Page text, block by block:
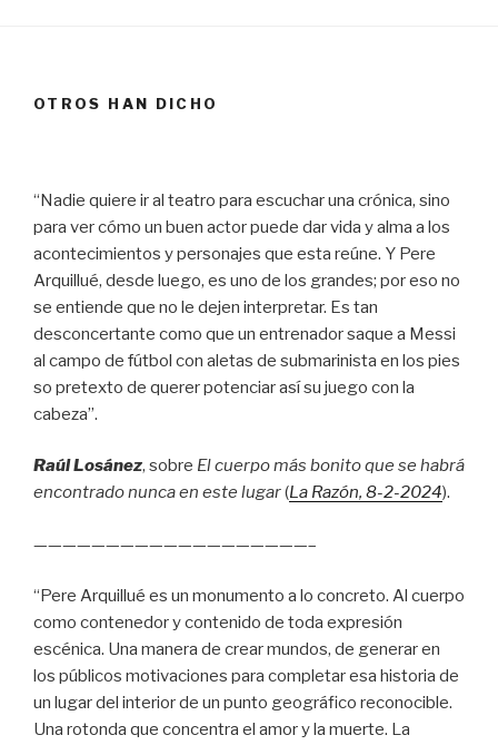
OTROS HAN DICHO
“Nadie quiere ir al teatro para escuchar una crónica, sino
para ver cómo un buen actor puede dar vida y alma a los
acontecimientos y personajes que esta reúne. Y Pere
Arquillué, desde luego, es uno de los grandes; por eso no
se entiende que no le dejen interpretar. Es tan
desconcertante como que un entrenador saque a Messi
al campo de fútbol con aletas de submarinista en los pies
so pretexto de querer potenciar así su juego con la
cabeza”.
Raúl Losánez, sobre El cuerpo más bonito que se habrá
encontrado nunca en este lugar(La Razón, 8-2-2024).
———————————————————–
“Pere Arquillué es un monumento a lo concreto. Al cuerpo
como contenedor y contenido de toda expresión
escénica. Una manera de crear mundos, de generar en
los públicos motivaciones para completar esa historia de
un lugar del interior de un punto geográfico reconocible.
Una rotonda que concentra el amor y la muerte. La